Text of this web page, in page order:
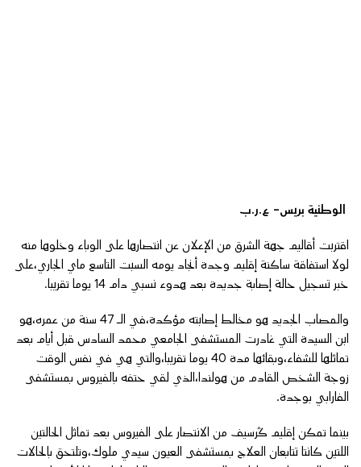
الوطنية بريس- ع.ر.ب
اقتربت أقاليم جهة الشرق من الإعلان عن انتصارها على الوباء وخلوها منه
لولا استفاقة ساكنة إقليم وجدة أنجاد يومه السبت التاسع ماي الجاري،على
خبر تسجيل حالة إصابة جديدة بعد هدوء نسبي دام 14 يوما تقريبا.
والمصاب الجديد هو مخالط إصابته مؤكدة،في الـ 47 سنة من عمره،هو
ابن السيدة التي غادرت المستشفى الجامعي محمد السادس قبل أيام بعد
تماثلها للشفاء،وبقائها مدة 40 يوما تقريبا،والتي هي في نفس الوقت
زوجة الشخص القادم من هولندا،الذي لقي حتفه بالفيروس بمستشفى
الفارابي بوجدة.
بينما تمكن إقليم ڭرسيف من الانتصار على الفيروس بعد تماثل الحالتين
اللتين كانتا تتابعان العلاج بمستشفى العيون سيدي ملوك،وتلتحق بالحالات